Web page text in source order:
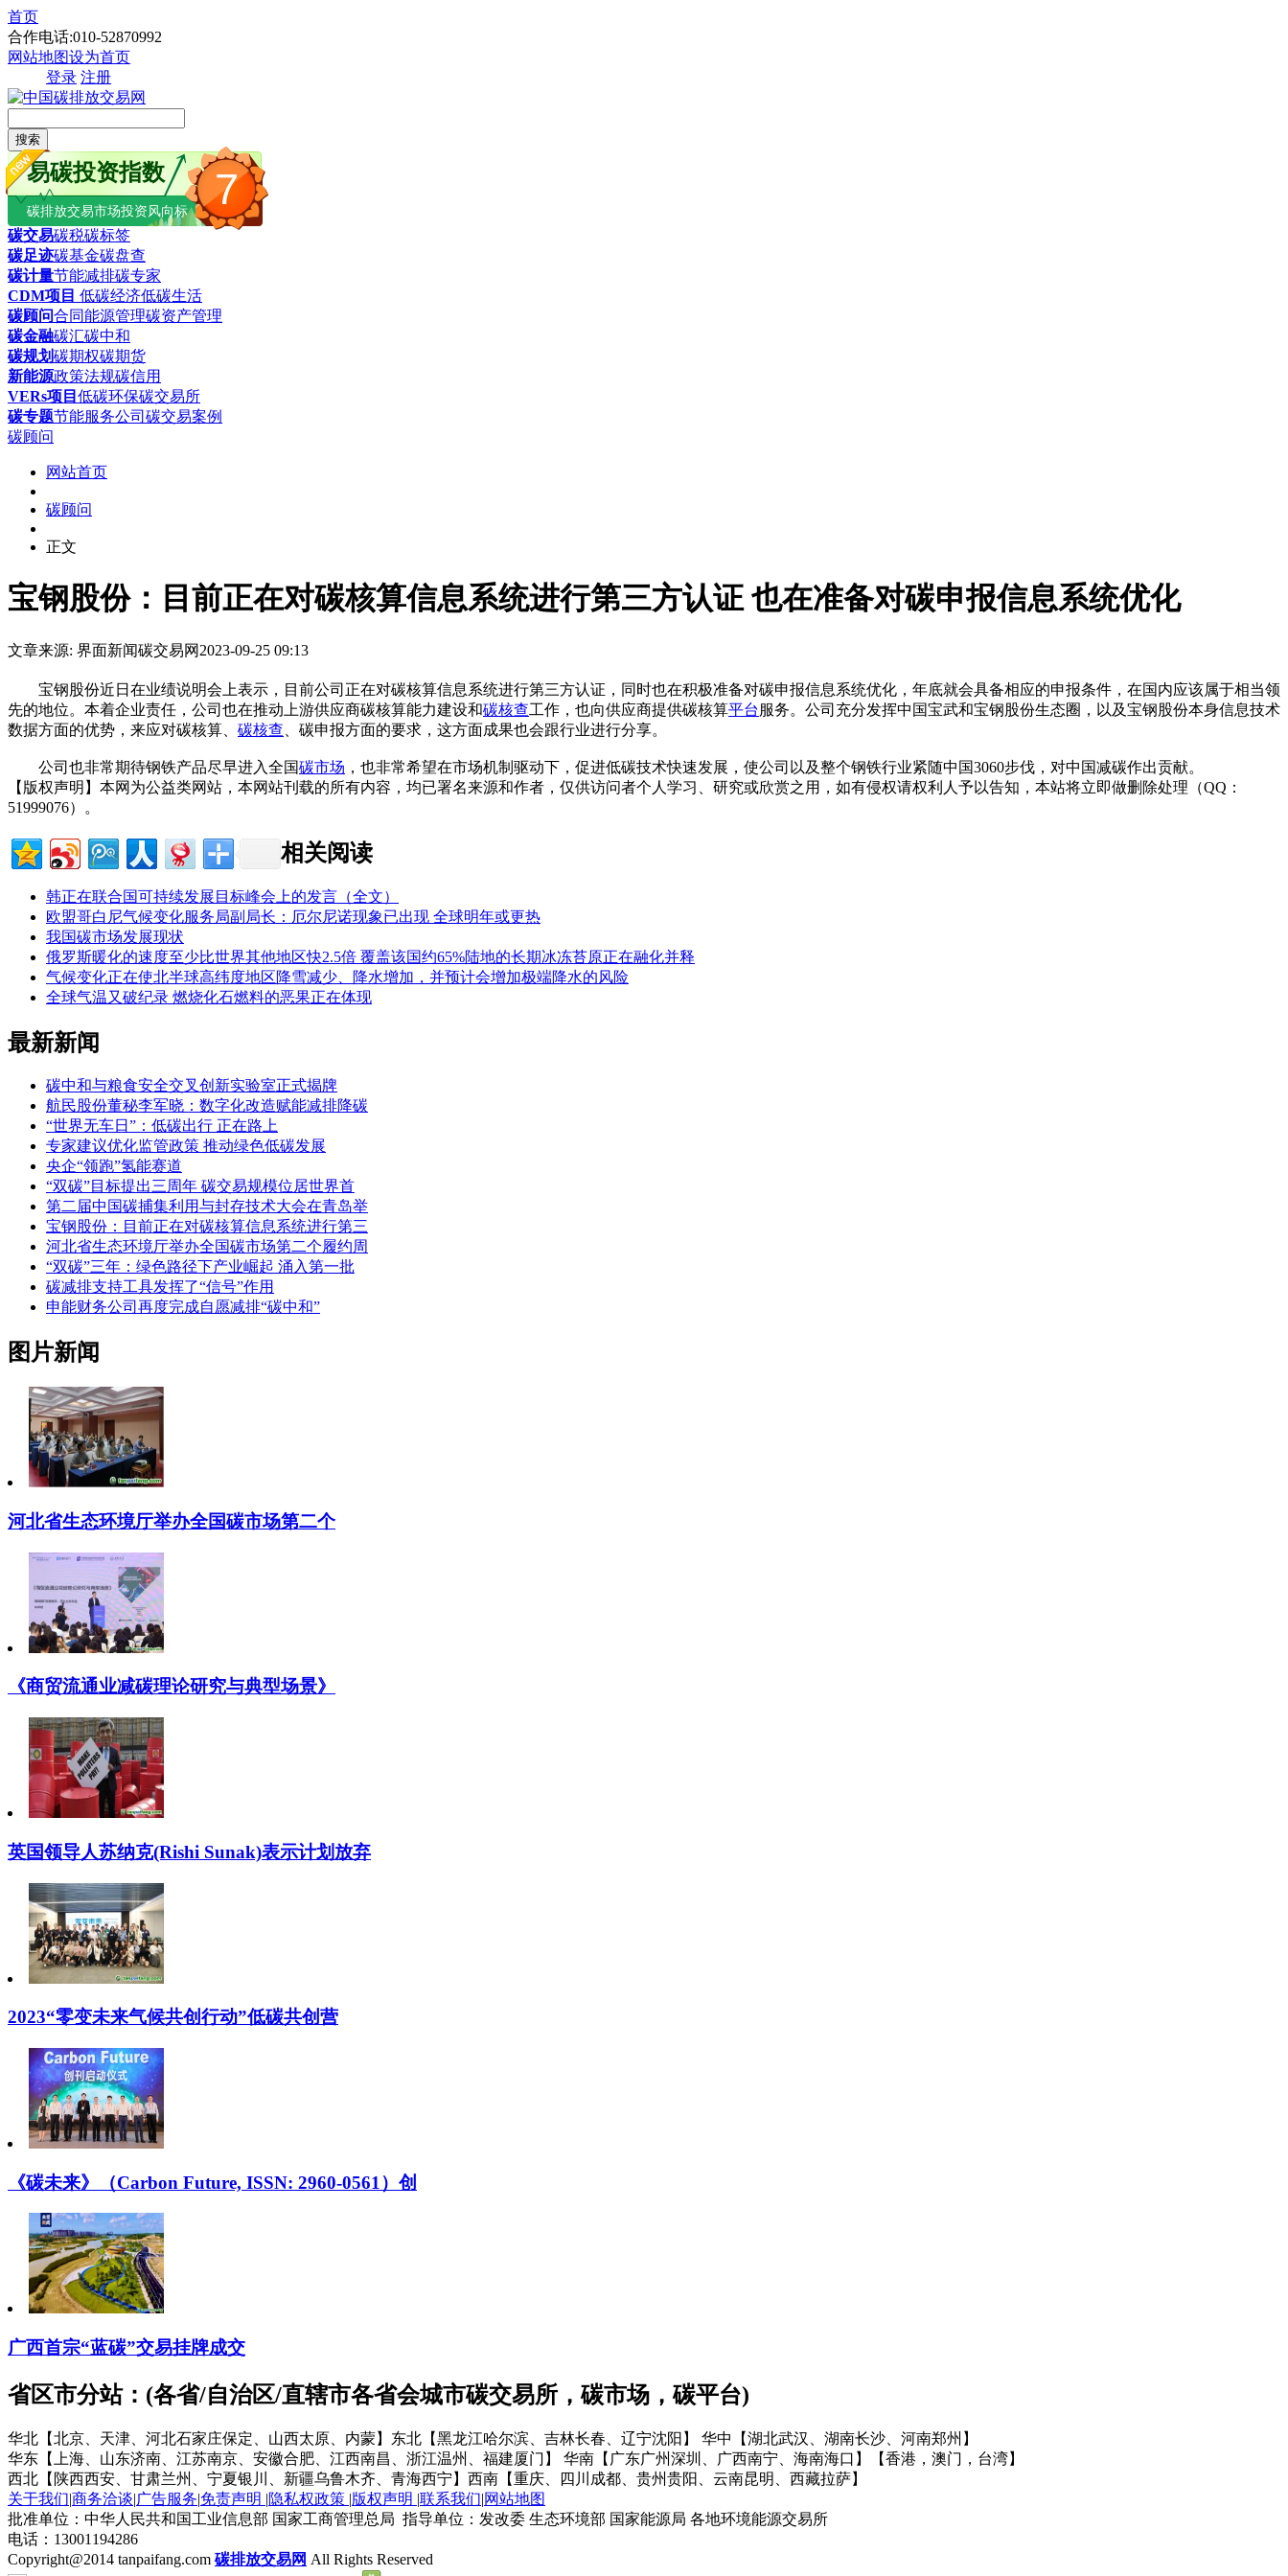
首页
合作电话:010-52870992
网站地图设为首页
登录 注册
搜索
7
易碳投资指数
碳排放交易市场投资风向标
碳交易碳税碳标签
碳足迹碳基金碳盘查
碳计量节能减排碳专家
CDM项目 低碳经济低碳生活
碳顾问合同能源管理碳资产管理
碳金融碳汇碳中和
碳规划碳期权碳期货
新能源政策法规碳信用
VERs项目 低碳环保碳交易所
碳专题节能服务公司 碳交易案例
碳顾问
网站首页
碳顾问
正文
宝钢股份：目前正在对碳核算信息系统进行第三方认证 也在准备对碳申报信息系统优化
文章来源: 界面新闻碳交易网 2023-09-25 09:13
宝钢股份近日在业绩说明会上表示，目前公司正在对碳核算信息系统进行第三方认证，同时也在积极准备对碳申报信息系统优化，年底就会具备相应的申报条件，在国内应该属于相当领
先的地位。本着企业责任，公司也在推动上游供应商碳核算能力建设和碳核查工作，也向供应商提供碳核算平台 服务。公司充分发挥中国宝武和宝钢股份生态圈，以及宝钢股份本身信息技术
数据方面的优势，来应对碳核算、 碳核查 、碳申报方面的要求，这方面成果也会跟行业进行分享。
公司也非常期待钢铁产品尽早进入全国碳市场 ，也非常希望在市场机制驱动下，促进低碳技术快速发展，使公司以及整个钢铁行业紧随中国3060步伐，对中国减碳作出贡献。
【版权声明】本网为公益类网站，本网站刊载的所有内容，均已署名来源和作者，仅供访问者个人学习、研究或欣赏之用，如有侵权请权利人予以告知，本站将立即做删除处理（QQ：
51999076）。
相关阅读
韩正在联合国可持续发展目标峰会上的发言（全文）
欧盟哥白尼气候变化服务局副局长：厄尔尼诺现象已出现 全球明年或更热
我国碳市场发展现状
俄罗斯暖化的速度至少比世界其他地区快2.5倍 覆盖该国约65%陆地的长期冰冻苔原正在融化并释
气候变化正在使北半球高纬度地区降雪减少、降水增加，并预计会增加极端降水的风险
全球气温又破纪录 燃烧化石燃料的恶果正在体现
最新新闻
碳中和与粮食安全交叉创新实验室正式揭牌
航民股份董秘李军晓：数字化改造赋能减排降碳
“世界无车日”：低碳出行 正在路上
专家建议优化监管政策 推动绿色低碳发展
央企“领跑”氢能赛道
“双碳”目标提出三周年 碳交易规模位居世界首
第二届中国碳捕集利用与封存技术大会在青岛举
宝钢股份：目前正在对碳核算信息系统进行第三
河北省生态环境厅举办全国碳市场第二个履约周
“双碳”三年：绿色路径下产业崛起 涌入第一批
碳减排支持工具发挥了“信号”作用
申能财务公司再度完成自愿减排“碳中和”
图片新闻
河北省生态环境厅举办全国碳市场第二个
《商贸流通业减碳理论研究与典型场景》
英国领导人苏纳克(Rishi Sunak)表示计划放弃
2023“零变未来气候共创行动”低碳共创营
《碳未来》（Carbon Future, ISSN: 2960-0561）创
广西首宗“蓝碳”交易挂牌成交
省区市分站：(各省/自治区/直辖市各省会城市碳交易所，碳市场，碳平台)
华北【北京、天津、河北石家庄保定、山西太原、内蒙】 东北【黑龙江哈尔滨、吉林长春、辽宁沈阳】
华中【湖北武汉、湖南长沙、河南郑州】
华东【上海、山东济南、江苏南京、安徽合肥、江西南昌、浙江温州、福建厦门】
华南【广东广州深圳、广西南宁、海南海口】
【香港，澳门，台湾】
西北【陕西西安、甘肃兰州、宁夏银川、新疆乌鲁木齐、青海西宁】 西南【重庆、四川成都、贵州贵阳、云南昆明、西藏拉萨】
关于我们|商务洽谈|广告服务|免责声明 |隐私权政策 |版权声明 |联系我们|网站地图
批准单位：中华人民共和国工业信息部 国家工商管理总局 指导单位：发改委 生态环境部 国家能源局 各地环境能源交易所
电话：13001194286
Copyright@2014 tanpaifang.com 碳排放交易网 All Rights Reserved